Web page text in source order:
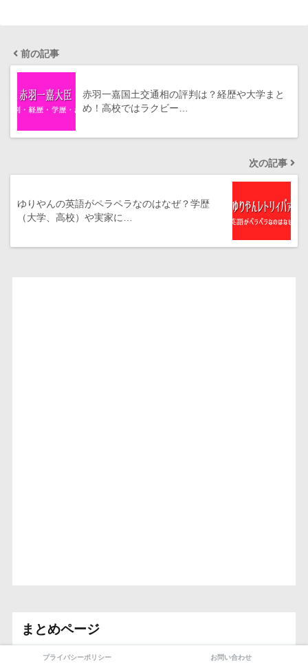
前の記事
赤羽一嘉国土交通相の評判は？経歴や大学まと
め！高校ではラクビー…
次の記事
ゆりやんの英語がペラペラなのはなぜ？学歴
（大学、高校）や実家に…
まとめページ
プライバシーポリシー お問い合わせ